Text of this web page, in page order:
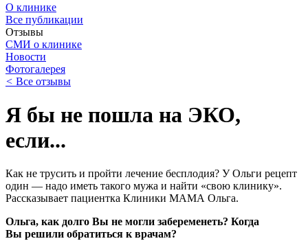
О клинике
Все публикации
Отзывы
СМИ о клинике
Новости
Фотогалерея
< Все отзывы
Я бы не пошла на ЭКО,
если...
Как не трусить и пройти лечение бесплодия? У Ольги рецепт
один — надо иметь такого мужа и найти «свою клинику».
Рассказывает пациентка Клиники МАМА Ольга.
Ольга, как долго Вы не могли забеременеть? Когда
Вы решили обратиться к врачам?